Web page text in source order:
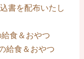
書を配布いたし
食＆おやつ
給食＆おやつ